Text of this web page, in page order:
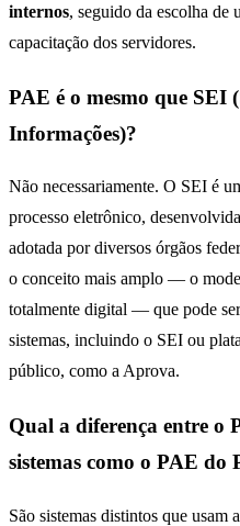
internos, seguido da escolha de
capacitação dos servidores.
PAE é o mesmo que SEI
Informações)?
Não necessariamente. O SEI é
processo eletrônico,
adotada por diversos órgãos
o conceito mais amplo — o
totalmente digital — que pode
sistemas, incluindo o SEI ou
público, como a Aprova.
Qual a diferença entre o
sistemas como o PAE
São sistemas distintos que